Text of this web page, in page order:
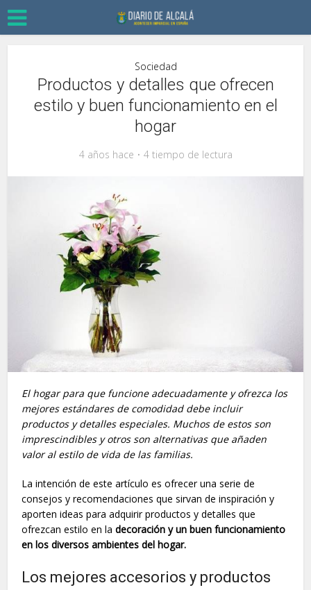
Sociedad
Productos y detalles que ofrecen
estilo y buen funcionamiento en el
hogar
4 años hace 4 tiempo de lectura
El hogar para que funcione adecuadamente y ofrezca los
mejores estándares de comodidad debe incluir
productos y detalles especiales. Muchos de estos son
imprescindibles y otros son alternativas que añaden
valor al estilo de vida de las familias.
La intención de este artículo es ofrecer una serie de
consejos y recomendaciones que sirvan de inspiración y
aporten ideas para adquirir productos y detalles que
ofrezcan estilo en la decoración y un buen funcionamiento
en los diversos ambientes del hogar.
Los mejores accesorios y productos